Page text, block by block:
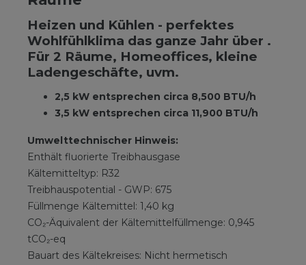
Heizen und Kühlen - perfektes
Wohlfühlklima das ganze Jahr über .
Für 2 Räume, Homeoffices, kleine
Ladengeschäfte, uvm.
2,5 kW entsprechen circa 8,500 BTU/h
3,5 kW entsprechen circa 11,900 BTU/h
Umwelttechnischer Hinweis:
Enthält fluorierte Treibhausgase
Kältemitteltyp: R32
Treibhauspotential - GWP: 675
Füllmenge Kältemittel: 1,40 kg
CO₂-Äquivalent der Kältemittelfüllmenge: 0,945
tCO₂-eq
Bauart des Kältekreises: Nicht hermetisch